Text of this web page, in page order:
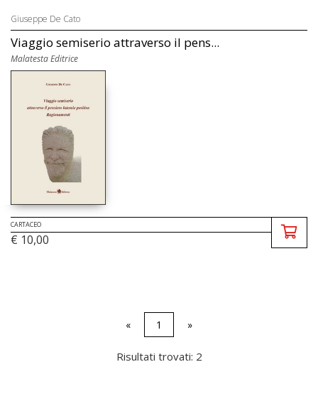
Giuseppe De Cato
Viaggio semiserio attraverso il pens...
Malatesta Editrice
CARTACEO
€ 10,00
« 1 »
Risultati trovati: 2